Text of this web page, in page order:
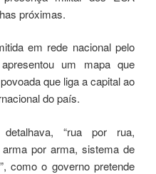
próximas.
em rede nacional pelo
um mapa que
que liga a capital ao
do país.
“rua por rua,
por arma, sistema de
como o governo pretende